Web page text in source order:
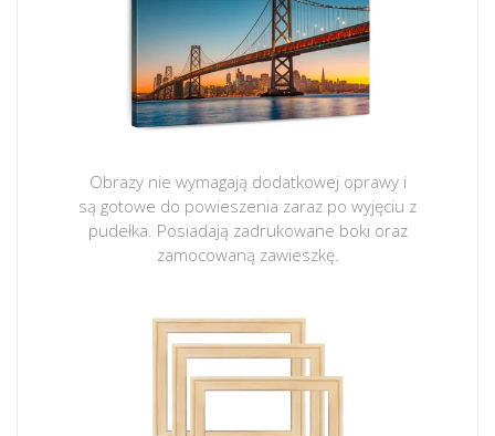
Obrazy nie wymagają dodatkowej oprawy i
są gotowe do powieszenia zaraz po wyjęciu z
pudełka. Posiadają zadrukowane boki oraz
zamocowaną zawieszkę.